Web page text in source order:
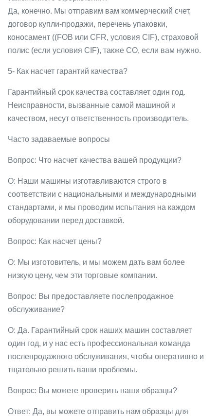
Да, конечно. Мы отправим вам коммерческий счет,
договор купли-продажи, перечень упаковки,
коносамент ((FOB или CFR, условия CIF), страховой
полис (если условия CIF), также CO, если вам нужно.
5- Как насчет гарантий качества?
Гарантийный срок качества составляет один год.
Неисправности, вызванные самой машиной и
качеством, несут ответственность производитель.
Часто задаваемые вопросы
Вопрос: Что насчет качества вашей продукции?
О: Наши машины изготавливаются строго в
соответствии с национальными и международными
стандартами, и мы проводим испытания на каждом
оборудовании перед доставкой.
Вопрос: Как насчет цены?
О: Мы изготовитель, и мы можем дать вам более
низкую цену, чем эти торговые компании.
Вопрос: Вы предоставляете послепродажное
обслуживание?
О: Да. Гарантийный срок наших машин составляет
один год, и у нас есть профессиональная команда
послепродажного обслуживания, чтобы оперативно и
тщательно решить ваши проблемы.
Вопрос: Вы можете проверить наши образцы?
Ответ: Да, вы можете отправить нам образцы для